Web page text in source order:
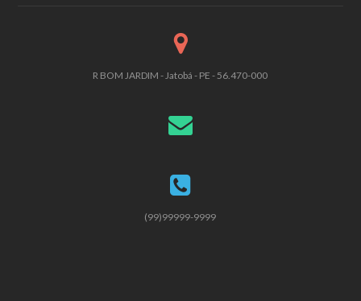
R BOM JARDIM - Jatobá - PE - 56.470-000
(99)99999-9999